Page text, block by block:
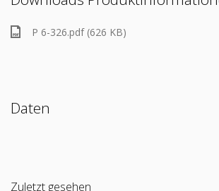
P 6-326.pdf (626 KB)
Daten
Zuletzt gesehen